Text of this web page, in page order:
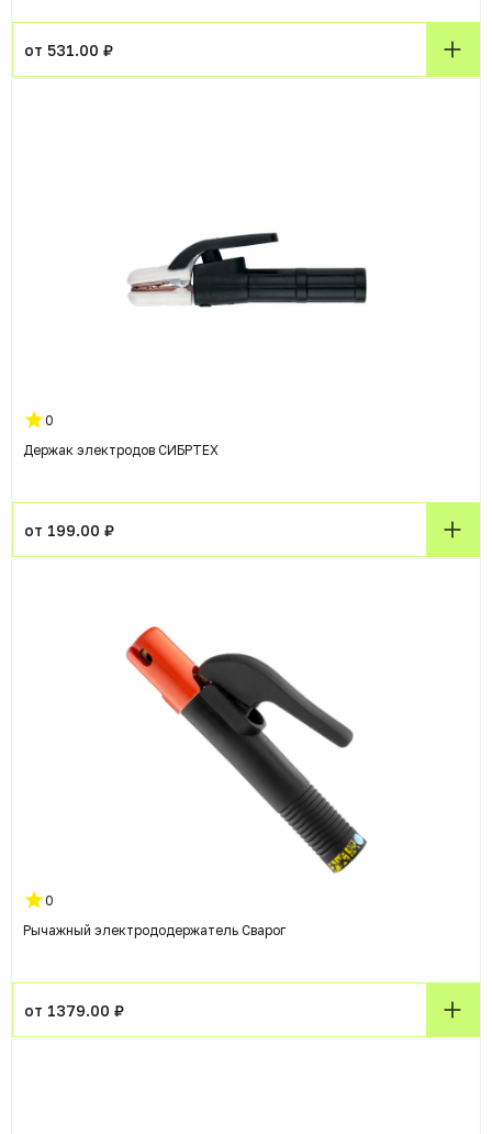
от 531.00 ₽
0
Держак электродов СИБРТЕХ
от 199.00 ₽
0
Рычажный электрододержатель Сварог
от 1379.00 ₽